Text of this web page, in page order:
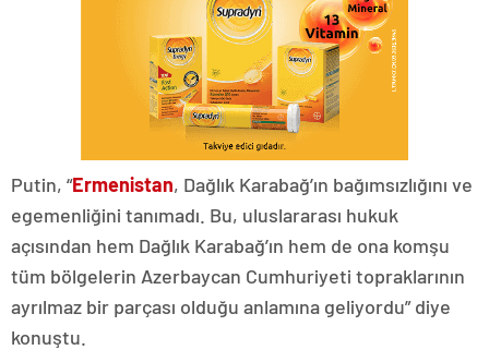
Putin, “Ermenistan, Dağlık Karabağ’ın bağımsızlığını ve
egemenliğini tanımadı. Bu, uluslararası hukuk
açısından hem Dağlık Karabağ’ın hem de ona komşu
tüm bölgelerin Azerbaycan Cumhuriyeti topraklarının
ayrılmaz bir parçası olduğu anlamına geliyordu” diye
konuştu.